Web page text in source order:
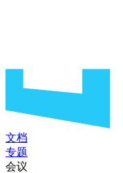
文档
专题
会议